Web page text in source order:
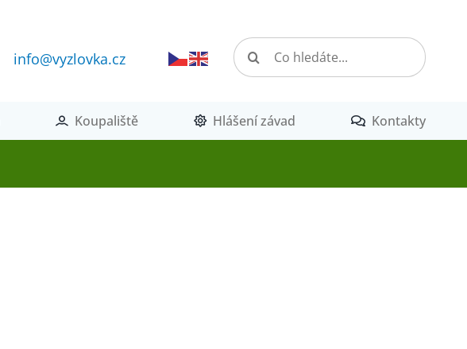
info@vyzlovka.cz
Hledat:
Koupaliště Hlášení závad Kontakty